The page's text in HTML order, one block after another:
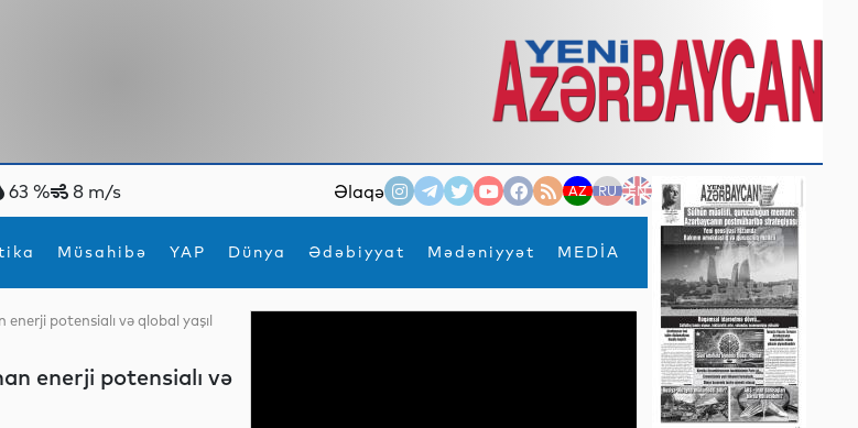
63 % 8 m/s Əlaqə AZ RU EN
Müsahibə YAP Dünya Ədəbiyyat Mədəniyyət MEDİA
×
potensialı və qlobal yaşıl
enerji potensialı və